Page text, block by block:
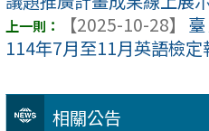
相關公告
【2025-10-28】
114年7月至11月英語檢